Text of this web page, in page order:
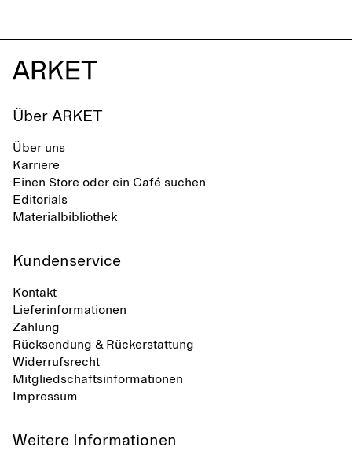
Über ARKET
Über uns
Karriere
Einen Store oder ein Café suchen
Editorials
Materialbibliothek
Kundenservice
Kontakt
Lieferinformationen
Zahlung
Rücksendung & Rückerstattung
Widerrufsrecht
Mitgliedschaftsinformationen
Impressum
Weitere Informationen